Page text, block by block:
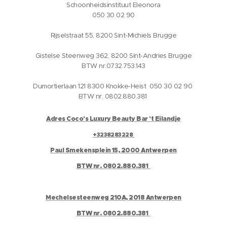
Schoonheidsinstituut Eleonora
050 30 02 90
Rijselstraat 55, 8200 Sint-Michiels Brugge
Gistelse Steenweg 362, 8200 Sint-Andries Brugge
BTW nr.0732.753.143
Dumortierlaan 121 8300 Knokke-Heist 050 30 02 90
BTW nr. 0802.880.381
Adres Coco's Luxury Beauty Bar 't Eilandje
+3238283228
Paul Smekensplein 15, 2000 Antwerpen
BTW nr. 0802.880.381
Mechelsesteenweg 210A, 2018 Antwerpen
BTW nr. 0802.880.381